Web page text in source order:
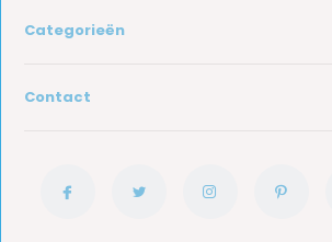
Categorieën
Contact